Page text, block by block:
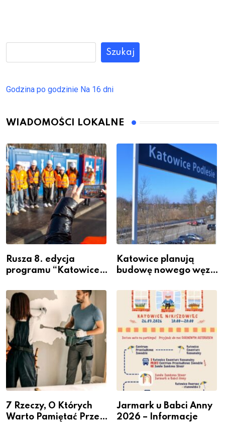
Szukaj
Godzina po godzinie Na 16 dni
WIADOMOŚCI LOKALNE
Rusza 8. edycja
programu “Katowice
– nabór dla
przedsiębiorców
Katowice planują
budowę nowego węzła
Podlesiu
7 Rzeczy, O Których
Warto Pamiętać Przed
Jarmark u Babci Anny
2026 – Informacje